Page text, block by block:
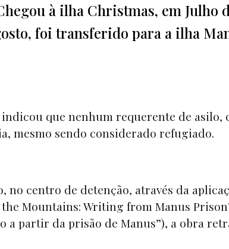
à ilha Christmas, em Julho
foi transferido para a ilha
que nenhum requerente de asilo,
mesmo sendo considerado refugiado.
no centro de detenção, através da
Mountains: Writing from Manus
a partir da prisão de Manus”), a obra